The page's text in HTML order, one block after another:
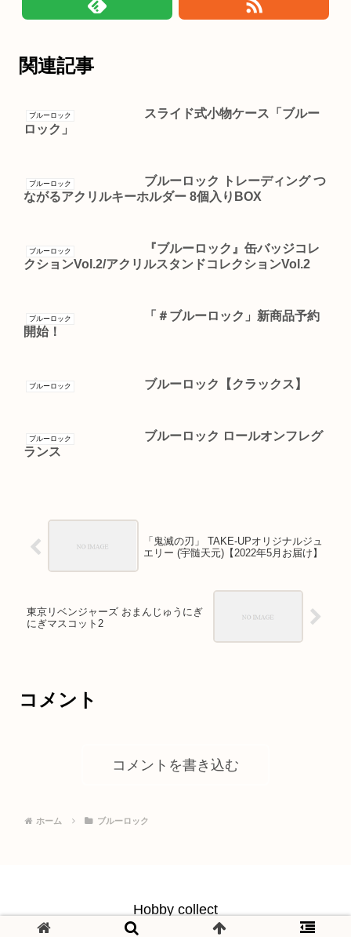
関連記事
ブルーロック
スライド式小物ケース「ブルー
ロック」
ブルーロック
ブルーロック トレーディング つ
ながるアクリルキーホルダー 8個入りBOX
ブルーロック
『ブルーロック』缶バッジコレ
クションVol.2/アクリルスタンドコレクションVol.2
ブルーロック
「＃ブルーロック」新商品予約
開始！
ブルーロック ブルーロック【クラックス】
ブルーロック
ブルーロック ロールオンフレグ
ランス
「鬼滅の刃」 TAKE-UPオリジナルジュ
エリー (宇髄天元)【2022年5月お届け】
東京リベンジャーズ おまんじゅうにぎ
にぎマスコット2
コメント
コメントを書き込む
ホーム ブルーロック
Hobby collect
© 2021 Hobby collect.